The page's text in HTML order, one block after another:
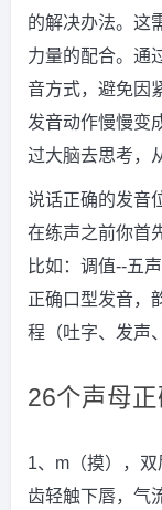
的解决办法。这
力量的配合。通
音方式，避免因
发音动作慢慢变
过大脑去思考，
说话正确的发音
在练声之前你首
比如：调值--五
正确口型发音，
程（吐字、发声
26个声母
1、m（摸），
齿轻触下唇，气